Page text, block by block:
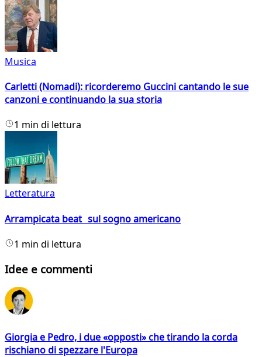
Musica
Carletti (Nomadi): ricorderemo Guccini cantando le sue
canzoni e continuando la sua storia
1 min di lettura
Letteratura
Arrampicata beat sul sogno americano
1 min di lettura
Idee e commenti
Giorgia e Pedro, i due «opposti» che tirando la corda
rischiano di spezzare l'Europa